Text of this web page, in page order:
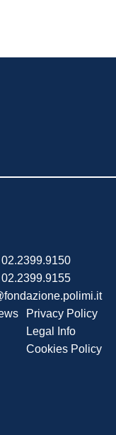
02.2399.9150
02.2399.9155
Privacy Policy
Legal Info
Cookies Policy